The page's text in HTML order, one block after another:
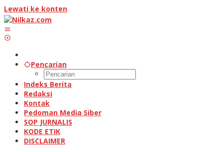
Lewati ke konten
Pencarian
Indeks Berita
Redaksi
Kontak
Pedoman Media Siber
SOP JURNALIS
KODE ETIK
DISCLAIMER